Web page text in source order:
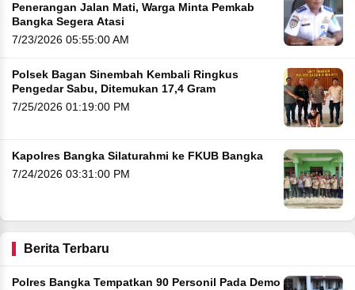
Penerangan Jalan Mati, Warga Minta Pemkab
Bangka Segera Atasi
7/23/2026 05:55:00 AM
Polsek Bagan Sinembah Kembali Ringkus
Pengedar Sabu, Ditemukan 17,4 Gram
7/25/2026 01:19:00 PM
Kapolres Bangka Silaturahmi ke FKUB Bangka
7/24/2026 03:31:00 PM
Berita Terbaru
Polres Bangka Tempatkan 90 Personil Pada Demo